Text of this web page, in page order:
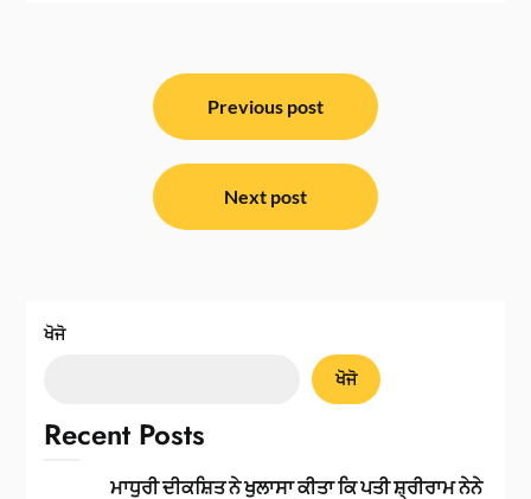
Previous post
Next post
ਖੋਜੋ
ਖੋਜੋ
Recent Posts
ਮਾਧੁਰੀ ਦੀਕਸ਼ਿਤ ਨੇ ਖੁਲਾਸਾ ਕੀਤਾ ਕਿ ਪਤੀ ਸ਼੍ਰੀਰਾਮ ਨੇਨੇ